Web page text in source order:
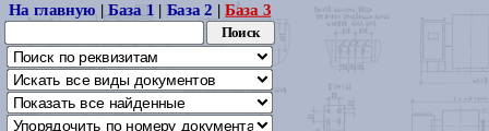
На главную |База 1 | База 2 |База 3